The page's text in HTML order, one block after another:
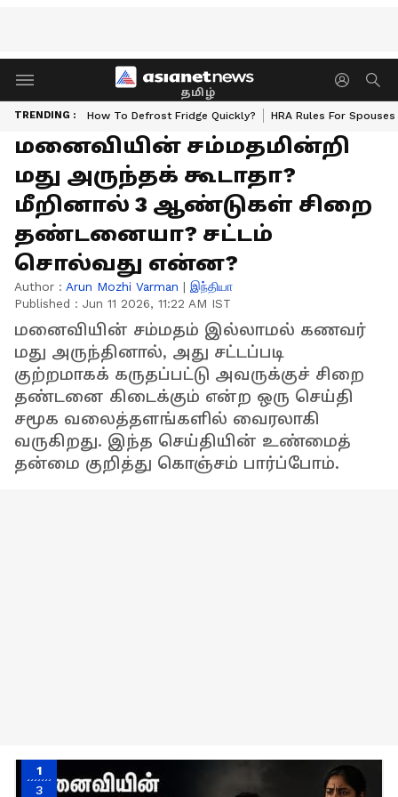
தமிழ்
TRENDING : How To Defrost Fridge Quickly? HRA Rules For Spouses
மனைவியின் சம்மதமின்றி
மது அருந்தக் கூடாதா?
மீறினால் 3 ஆண்டுகள் சிறை
தண்டனையா? சட்டம்
சொல்வது என்ன?
Author : Arun Mozhi Varman | இந்தியா
Published : Jun 11 2026, 11:22 AM IST
மனைவியின் சம்மதம் இல்லாமல் கணவர்
மது அருந்தினால், அது சட்டப்படி
குற்றமாகக் கருதப்பட்டு அவருக்குச் சிறை
தண்டனை கிடைக்கும் என்ற ஒரு செய்தி
சமூக வலைத்தளங்களில் வைரலாகி
வருகிறது. இந்த செய்தியின் உண்மைத்
தன்மை குறித்து கொஞ்சம் பார்ப்போம்.
1
3